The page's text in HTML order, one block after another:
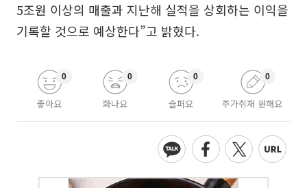
5조원 이상의 매출과 지난해 실적을 상회하는 이익을
기록할 것으로 예상한다”고 밝혔다.
좋아요
0
화나요
0
슬퍼요
0
추가취재 원해요
0